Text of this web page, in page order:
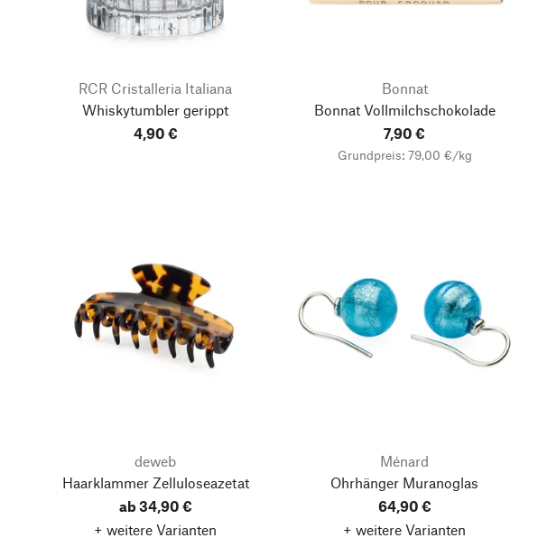
RCR Cristalleria Italiana
Whiskytumbler gerippt
4,90 €
Bonnat
Bonnat Vollmilchschokolade
7,90 €
Grundpreis: 79,00 €/kg
deweb
Haarklammer Zelluloseazetat
ab 34,90 €
+ weitere Varianten
Ménard
Ohrhänger Muranoglas
64,90 €
+ weitere Varianten